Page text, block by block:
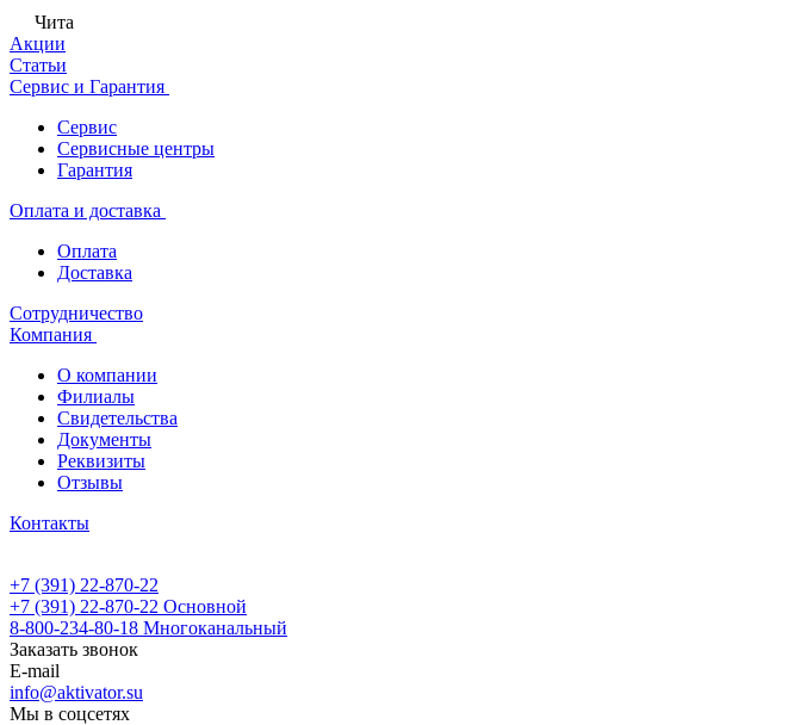
Чита
Акции
Статьи
Сервис и Гарантия
Сервис
Сервисные центры
Гарантия
Оплата и доставка
Оплата
Доставка
Сотрудничество
Компания
О компании
Филиалы
Свидетельства
Документы
Реквизиты
Отзывы
Контакты
+7 (391) 22-870-22
+7 (391) 22-870-22 Основной
8-800-234-80-18 Многоканальный
Заказать звонок
E-mail
info@aktivator.su
Мы в соцсетях